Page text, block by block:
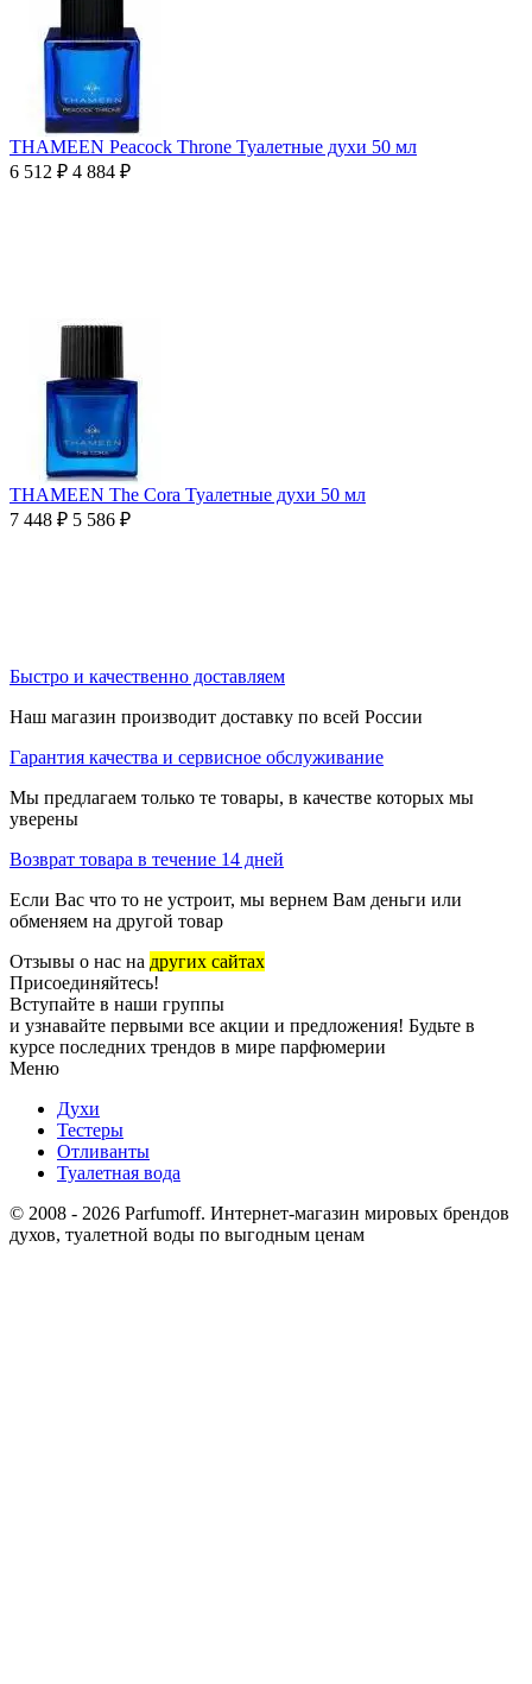
THAMEEN Peacock Throne Туалетные духи 50 мл
6 512 ₽ 4 884 ₽
THAMEEN The Cora Туалетные духи 50 мл
7 448 ₽ 5 586 ₽
Быстро и качественно доставляем
Наш магазин производит доставку по всей России
Гарантия качества и сервисное обслуживание
Мы предлагаем только те товары, в качестве которых мы
уверены
Возврат товара в течение 14 дней
Если Вас что то не устроит, мы вернем Вам деньги или
обменяем на другой товар
Отзывы о нас на других сайтах
Присоединяйтесь!
Вступайте в наши группы
и узнавайте первыми все акции и предложения! Будьте в
курсе последних трендов в мире парфюмерии
Меню
Духи
Тестеры
Отливанты
Туалетная вода
© 2008 - 2026 Parfumoff. Интернет-магазин мировых брендов
духов, туалетной воды по выгодным ценам